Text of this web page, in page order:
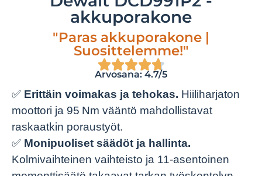
akkuporakone
"Paras akkuporakone |
Suosittelemme!"
Arvosana: 4.7/5
✅ Erittäin voimakas ja tehokas. Hiiliharjaton
moottori ja 95 Nm vääntö mahdollistavat
raskaatkin poraustyöt.
✅ Monipuoliset säädöt ja hallinta.
Kolmivaihteinen vaihteisto ja 11-asentoinen